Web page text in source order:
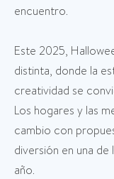
encuentro.
Este 2025,
distinta, donde la
creatividad se
Los hogares y las
cambio con
diversión en una
año.